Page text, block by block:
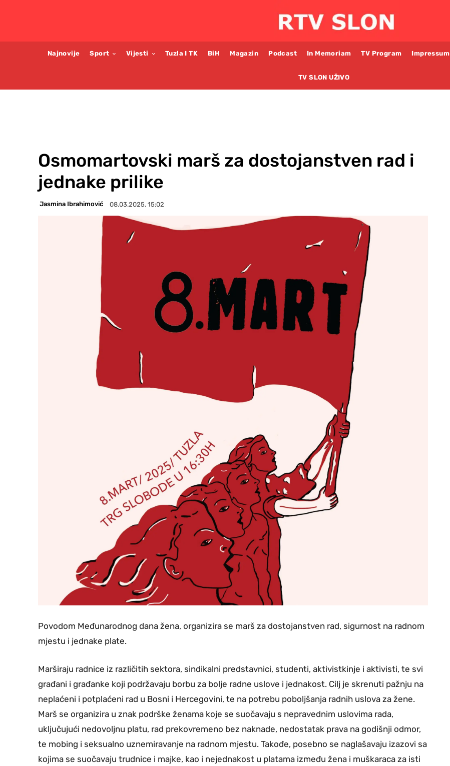
Najnovije Sport Vijesti Tuzla I TK BiH Magazin Podcast In Memoriam TV Program Impressum
TV SLON UŽIVO
Osmomartovski marš za dostojanstven rad i
jednake prilike
Jasmina Ibrahimović 08.03.2025. 15:02
Povodom Međunarodnog dana žena, organizira se marš za dostojanstven rad, sigurnost na radnom
mjestu i jednake plate.
Marširaju radnice iz različitih sektora, sindikalni predstavnici, studenti, aktivistkinje i aktivisti, te svi
građani i građanke koji podržavaju borbu za bolje radne uslove i jednakost. Cilj je skrenuti pažnju na
neplaćeni i potplaćeni rad u Bosni i Hercegovini, te na potrebu poboljšanja radnih uslova za žene.
Marš se organizira u znak podrške ženama koje se suočavaju s nepravednim uslovima rada,
uključujući nedovoljnu platu, rad prekovremeno bez naknade, nedostatak prava na godišnji odmor,
te mobing i seksualno uznemiravanje na radnom mjestu. Takođe, posebno se naglašavaju izazovi sa
kojima se suočavaju trudnice i majke, kao i nejednakost u platama između žena i muškaraca za isti